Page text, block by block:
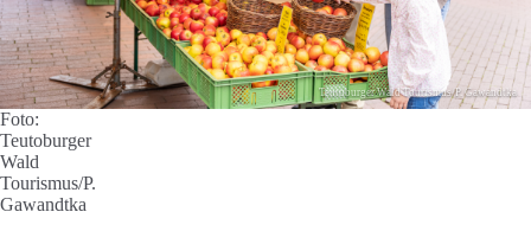
Teutoburger Wald Tourismus/P. Gawandtka
Foto:
Teutoburger
Wald
Tourismus/P.
Gawandtka